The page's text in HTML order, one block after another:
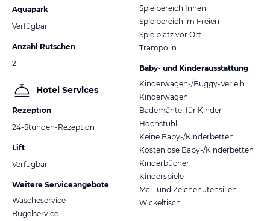
Aquapark
Verfügbar
Anzahl Rutschen
2
Hotel Services
Rezeption
24-Stunden-Rezeption
Lift
Verfügbar
Weitere Serviceangebote
Wäscheservice
Bügelservice
Spielbereich Innen
Spielbereich im Freien
Spielplatz vor Ort
Trampolin
Baby- und Kinderausstattung
Kinderwagen-/Buggy-Verleih
Kinderwagen
Bademäntel für Kinder
Hochstuhl
Keine Baby-/Kinderbetten
Kostenlose Baby-/Kinderbetten
Kinderbücher
Kinderspiele
Mal- und Zeichenutensilien
Wickeltisch